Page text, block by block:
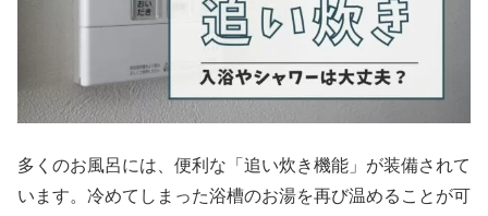
多くのお風呂には、便利な「追い炊き機能」が装備されて
います。冷めてしまった浴槽のお湯を再び温めることが可